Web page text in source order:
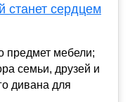
станет сердцем
предмет мебели;
семьи, друзей и
дивана для